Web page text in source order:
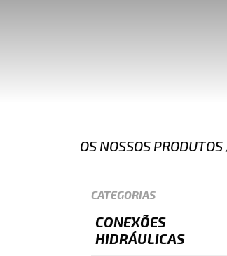
OS NOSSOS PRODUTOS
CATEGORIAS
CONEXÕES
HIDRÁULICAS